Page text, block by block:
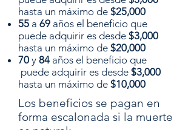
hasta un máximo de $25,000
55 a 69 años el beneficio que
puede adquirir es desde $3,000
hasta un máximo de $20,000
70 y 84años el beneficio que
puede adquirir es desde $3,000
hasta un máximo de $10,000
Los beneficios se pagan en
forma escalonada si la muerte